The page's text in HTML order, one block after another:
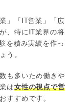
」「IT営業」「広
、特にIT業界の将
を積み実績を作っ
う。
も多いため働きや
は女性の視点で営
すすめです。